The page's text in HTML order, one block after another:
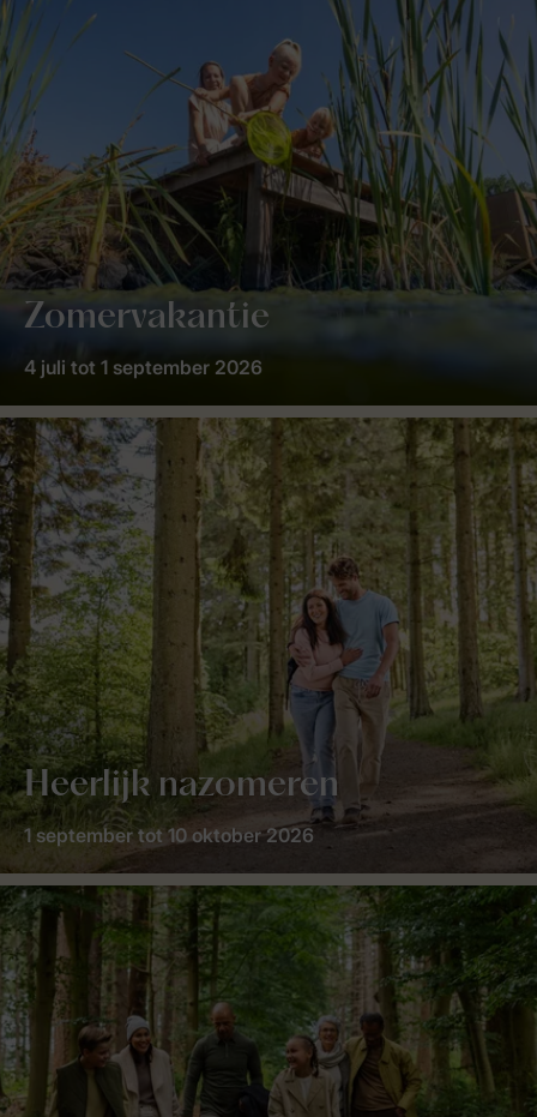
Zomervakantie
4 juli tot 1 september 2026
Heerlijk nazomeren
1 september tot 10 oktober 2026